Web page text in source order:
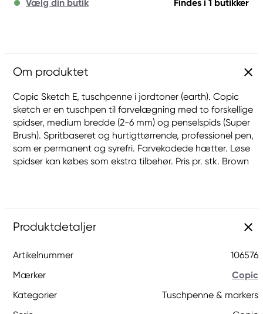
Vælg din butik Findes i 1 butikker
Om produktet
Copic Sketch E, tuschpenne i jordtoner (earth). Copic
sketch er en tuschpen til farvelægning med to forskellige
spidser, medium bredde (2-6 mm) og penselspids (Super
Brush). Spritbaseret og hurtigttørrende, professionel pen,
som er permanent og syrefri. Farvekodede hætter. Løse
spidser kan købes som ekstra tilbehør. Pris pr. stk. Brown
Produktdetaljer
Artikelnummer
106576
Mærker
Copic
Kategorier
Tuschpenne & markers